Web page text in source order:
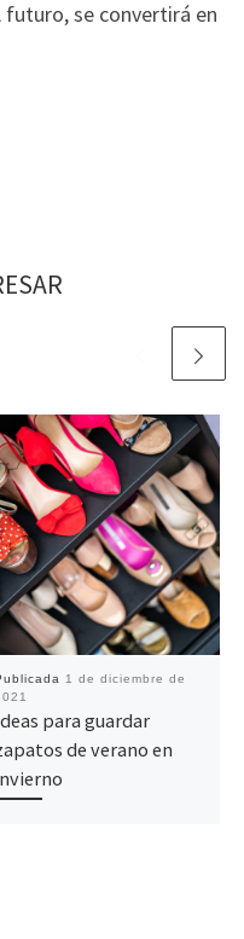
futuro, se convertirá en
1 de diciembre de
para guardar
de verano en